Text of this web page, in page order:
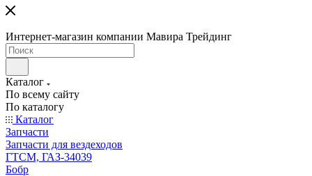
Интернет-магазин компании Мавира Трейдинг
Каталог
По всему сайту
По каталогу
Каталог
Запчасти
Запчасти для вездеходов
ГТСМ, ГАЗ-34039
Бобр